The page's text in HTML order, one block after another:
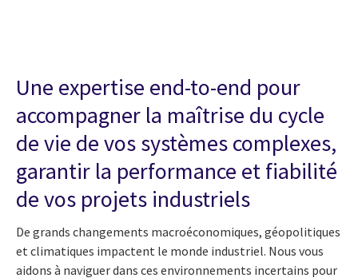
Une expertise end-to-end pour
accompagner la maîtrise du cycle
de vie de vos systèmes complexes,
garantir la performance et fiabilité
de vos projets industriels
De grands changements macroéconomiques, géopolitiques
et climatiques impactent le monde industriel. Nous vous
aidons à naviguer dans ces environnements incertains pour